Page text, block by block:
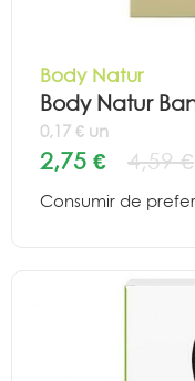
Body Natur
Body Natur
0,17 € un
2,75 € 4,59 €
Consumir de